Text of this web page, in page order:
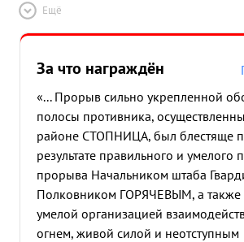
Ещё
За что награждён
«... Прорыв сильно укрепленной
полосы противника,
районе СТОПНИЦА, был блестяще
результате правильного и умелого
прорыва Начальником штаба
Полковником ГОРЯЧЕВЫМ, а также
умелой организацией
огнем, живой силой и неотступным